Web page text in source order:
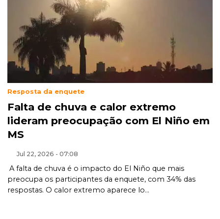
Resposta da enquete
Falta de chuva e calor extremo
lideram preocupação com El Niño em
MS
Jul 22, 2026 - 07:08
A falta de chuva é o impacto do El Niño que mais
preocupa os participantes da enquete, com 34% das
respostas. O calor extremo aparece lo...